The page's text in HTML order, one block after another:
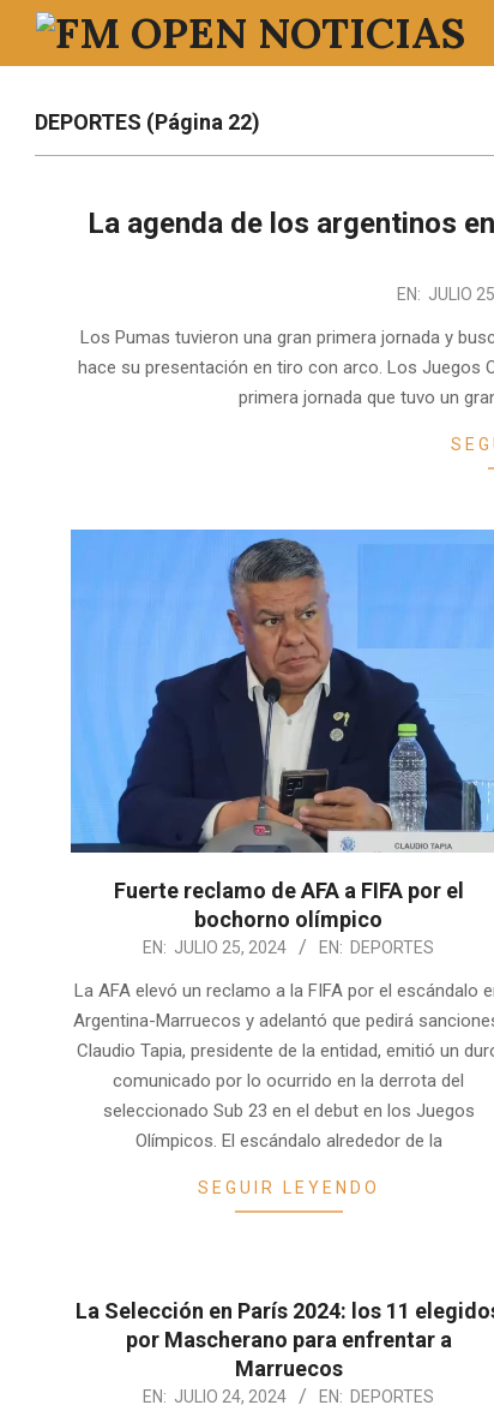
Saltar
contenido
FM
OPEN
NOTICIAS
DEPORTES (Página 22)
La agenda de los argentinos
EN: JULIO
Los Pumas tuvieron una gran primera jornada y
hace su presentación en tiro con arco. Los Juegos
primera jornada que tuvo un
Fuerte reclamo de AFA a FIFA por el
bochorno olímpico
EN: JULIO 25, 2024 EN: DEPORTES
La AFA elevó un reclamo a la FIFA por el escándalo
Argentina-Marruecos y adelantó que pedirá
Claudio Tapia, presidente de la entidad, emitió un
comunicado por lo ocurrido en la derrota del
seleccionado Sub 23 en el debut en los Juegos
Olímpicos. El escándalo alrededor de la
SEGUIR LEYENDO
La Selección en París 2024: los 11
por Mascherano para enfrentar a
Marruecos
EN: JULIO 24, 2024 EN: DEPORTES